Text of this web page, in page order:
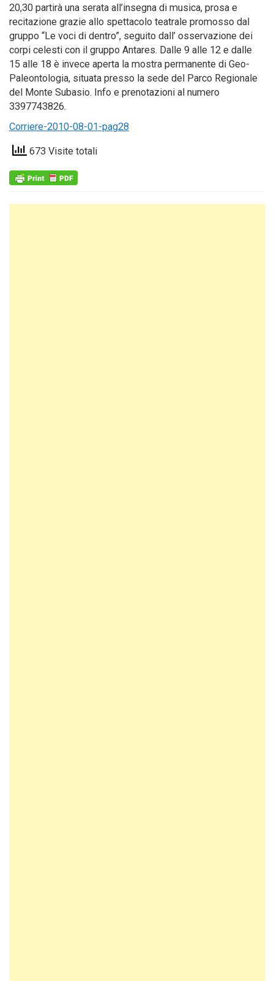
20,30 partirà una serata all’insegna di musica, prosa e
recitazione grazie allo spettacolo teatrale promosso dal
gruppo “Le voci di dentro”, seguito dall’ osservazione dei
corpi celesti con il gruppo Antares. Dalle 9 alle 12 e dalle
15 alle 18 è invece aperta la mostra permanente di Geo-
Paleontologia, situata presso la sede del Parco Regionale
del Monte Subasio. Info e prenotazioni al numero
3397743826.
Corriere-2010-08-01-pag28
673 Visite totali